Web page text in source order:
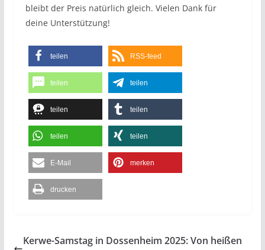
bleibt der Preis natürlich gleich. Vielen Dank für
deine Unterstützung!
teilen RSS-feed
teilen teilen
teilen teilen
teilen teilen
E-Mail merken
drucken
Kerwe-Samstag in Dossenheim 2025: Von heißen